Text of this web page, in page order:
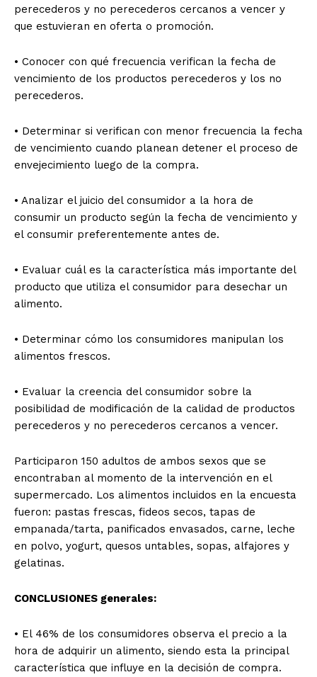
perecederos y no perecederos cercanos a vencer y
que estuvieran en oferta o promoción.
• Conocer con qué frecuencia verifican la fecha de
vencimiento de los productos perecederos y los no
perecederos.
• Determinar si verifican con menor frecuencia la fecha
de vencimiento cuando planean detener el proceso de
envejecimiento luego de la compra.
• Analizar el juicio del consumidor a la hora de
consumir un producto según la fecha de vencimiento y
el consumir preferentemente antes de.
• Evaluar cuál es la característica más importante del
producto que utiliza el consumidor para desechar un
alimento.
• Determinar cómo los consumidores manipulan los
alimentos frescos.
• Evaluar la creencia del consumidor sobre la
posibilidad de modificación de la calidad de productos
perecederos y no perecederos cercanos a vencer.
Participaron 150 adultos de ambos sexos que se
encontraban al momento de la intervención en el
supermercado. Los alimentos incluidos en la encuesta
fueron: pastas frescas, fideos secos, tapas de
empanada/tarta, panificados envasados, carne, leche
en polvo, yogurt, quesos untables, sopas, alfajores y
gelatinas.
CONCLUSIONES generales:
• El 46% de los consumidores observa el precio a la
hora de adquirir un alimento, siendo esta la principal
característica que influye en la decisión de compra.